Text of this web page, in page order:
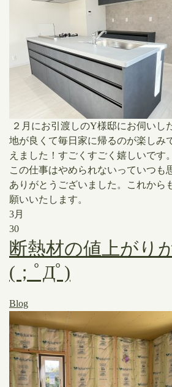
２月にお引渡しのY様邸にお伺いし
地が良くて毎日家に帰るのが楽しみ
えました！すごくすごく嬉しいです
この仕事はやめられないっていつも
ありがとうございました。これから
願いいたします。
3月
30
断熱材の値上がり
(；ﾟДﾟ)
Blog